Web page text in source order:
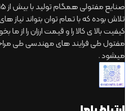
صنایع مفتولی
که با تمام توان بتواند نیاز های
ی کالا را و قیمت ارزان را از ما بخواهید .
فرایند های مهندسی طی مراحل
.